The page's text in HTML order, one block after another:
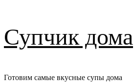
к
содержимому
Супчик дома
Готовим самые вкусные супы дома